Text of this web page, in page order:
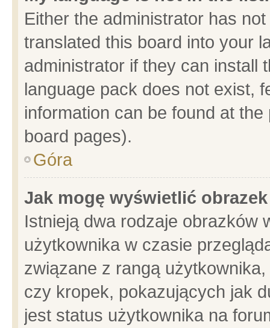
Either the administrator has
translated this board into your
administrator if they can install
language pack does not exist,
information can be found at
board pages).
Góra
Jak mogę wyświetlić
Istnieją dwa rodzaje obrazków
użytkownika w czasie
związane z rangą
czy kropek, pokazujących jak
jest status użytkownika na